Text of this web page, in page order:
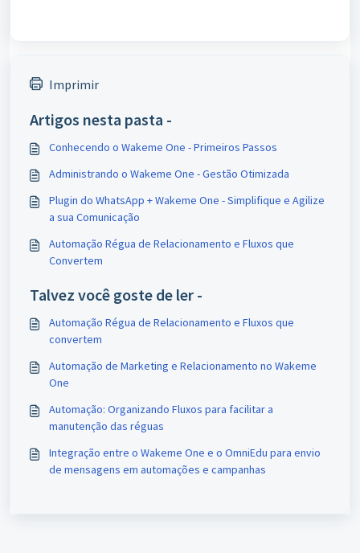
Imprimir
Artigos nesta pasta -
Conhecendo o Wakeme One - Primeiros Passos
Administrando o Wakeme One - Gestão Otimizada
Plugin do WhatsApp + Wakeme One - Simplifique e Agilize
a sua Comunicação
Automação Régua de Relacionamento e Fluxos que
Convertem
Talvez você goste de ler -
Automação Régua de Relacionamento e Fluxos que
convertem
Automação de Marketing e Relacionamento no Wakeme
One
Automação: Organizando Fluxos para facilitar a
manutenção das réguas
Integração entre o Wakeme One e o OmniEdu para envio
de mensagens em automações e campanhas